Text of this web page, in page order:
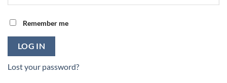
Remember me
LOG IN
Lost your password?